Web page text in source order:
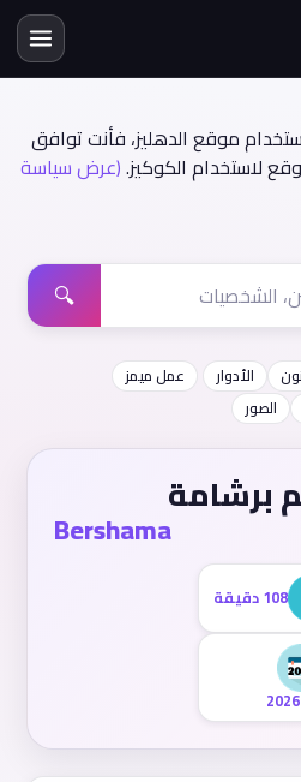
موقع الدهليز، فأنت توافق
لاستخدام الكوكيز.(عرض سياسة
🔍
الأدوار
عمل ميمز
الصور
برشامة
Bershama
108 دقيقة